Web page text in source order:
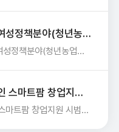
2027년 농촌인력여성정책분야(청년농업인 육성분야) 도비 지원사업 수요조사
2027년도 농촌인력여성정책분야(청년농업인 육성분야) 도비 지원사업 수요조사를 실시하오니 사업에 관심이 있는 분들께서는 기한내 아래 문의처로 연락바랍니다. 1. 신청기간: 2026. 7. 23.(목) ~ 7. 31.(금) 2. 대상사업: 청년농업인 육성분야 6개 사업 - 가업승계우수농업인정착지원, 초보청년농부멘토링지원, 청년농부창농기반구축, 청년농업인커뮤니티활성화지원, 청년농업인농지임대료지원, 청년농산업디자인지원 3. 사업내용: 붙임 파일 참조 4. 문의처: 농업기술센터 농촌지도과 지도기획팀(054-830-6712) 또는 읍면 산업계 *본 수요조사는 사업 신청이 아닌, 내년도 사업 대비 수요조사임
2026년 청년농업인 스마트팜 창업지원 시범사업 공고
2026년 청년농업인 스마트팜 창업지원 시범사업을 아래와 같이 공고합니다. 1. 사업명: 청년농업인 스마트팜 창업지원 시범 2. 사업내용: 붙임 3. 지원근거: 농촌진흥법 제16조, 지방자치단체 보조금 관리에 관한 법률 등 4. 공고기간: 2026. 7. 22.~8. 7. 5. 접수기간: 2026. 7. 22.~8. 7. 6. 신청장소: 스마트농업지원센터(안계면 양곡2길 144) 붙임 2026년 스마트농업분야 시범사업 공고문 1부. 끝.